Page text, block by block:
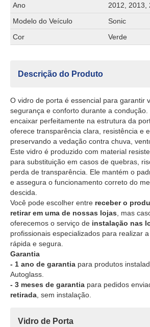
Ano
2012, 2013,
Modelo do Veículo
Sonic
Cor
Verde
Descrição do Produto
O vidro de porta é essencial para garantir
segurança e conforto durante a condução.
encaixar perfeitamente na estrutura da
oferece transparência clara, resistência e
preservando a vedação contra chuva,
Este vidro é produzido com material
para substituição em casos de quebras,
perda de transparência. Ele mantém o
e assegura o funcionamento correto do
descida.
Você pode escolher entre receber o
retirar em uma de nossas lojas , mas
oferecemos o serviço de instalação nas
profissionais especializados para realizar
rápida e segura.
Garantia
- 1 ano de garantia para produtos
Autoglass.
- 3 meses de garantia para pedidos
retirada , sem instalação.
Vidro de Porta